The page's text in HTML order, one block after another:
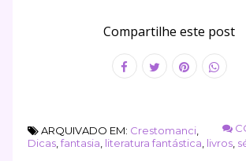
Compartilhe este post
ARQUIVADO EM: Crestomanci,
Dicas, fantasia literatura fantástica livros,